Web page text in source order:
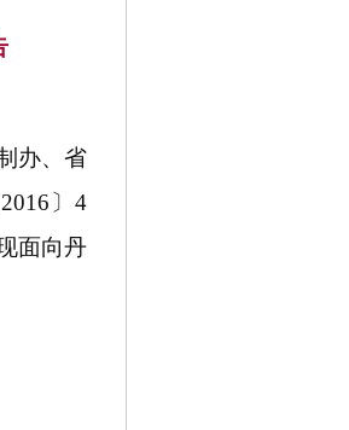
办、省
2016〕4
面向丹